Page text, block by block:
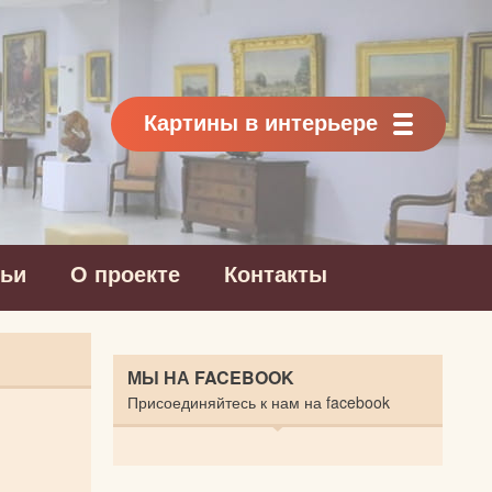
Картины в интерьере
О проекте Контакты
МЫ НА FACEBOOK
Присоединяйтесь к нам на facebook